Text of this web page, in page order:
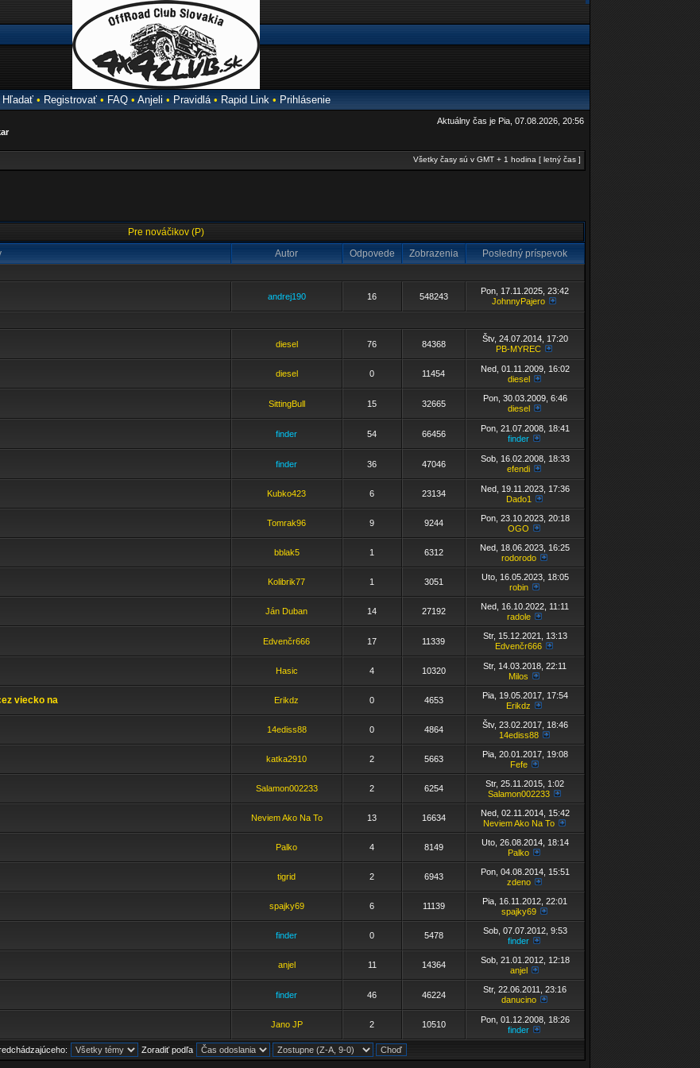
Hľadať• Registrovať• FAQ• Anjeli • Pravidlá• Rapid Link • Prihlásenie
Aktuálny čas je Pia, 07.08.2026, 20:56
Všetky časy sú v GMT + 1 hodina [ letný čas ]
Pre nováčikov (P)
Autor Odpovede Zobrazenia Posledný príspevok
andrej190 16 548243
Pon, 17.11.2025, 23:42
JohnnyPajero
diesel 76 84368
Štv, 24.07.2014, 17:20
PB-MYREC
diesel 0 11454
Ned, 01.11.2009, 16:02
diesel
SittingBull 15 32665
Pon, 30.03.2009, 6:46
diesel
finder 54 66456
Pon, 21.07.2008, 18:41
finder
finder 36 47046
Sob, 16.02.2008, 18:33
efendi
Kubko423 6 23134
Ned, 19.11.2023, 17:36
Dado1
Tomrak96 9 9244
Pon, 23.10.2023, 20:18
OGO
bblak5 1 6312
Ned, 18.06.2023, 16:25
rodorodo
Kolibrik77 1 3051
Uto, 16.05.2023, 18:05
robin
Ján Duban 14 27192
Ned, 16.10.2022, 11:11
radole
Edvenčr666 17 11339
Str, 15.12.2021, 13:13
Edvenčr666
Hasic 4 10320
Str, 14.03.2018, 22:11
Milos
viecko na Erikdz 0 4653
Pia, 19.05.2017, 17:54
Erikdz
14ediss88 0 4864
Štv, 23.02.2017, 18:46
14ediss88
katka2910 2 5663
Pia, 20.01.2017, 19:08
Fefe
Salamon002233 2 6254
Str, 25.11.2015, 1:02
Salamon002233
Neviem Ako Na To 13 16634
Ned, 02.11.2014, 15:42
Neviem Ako Na To
Palko 4 8149
Uto, 26.08.2014, 18:14
Palko
tigrid 2 6943
Pon, 04.08.2014, 15:51
zdeno
spajky69 6 11139
Pia, 16.11.2012, 22:01
spajky69
finder 0 5478
Sob, 07.07.2012, 9:53
finder
anjel 11 14364
Sob, 21.01.2012, 12:18
anjel
finder 46 46224
Str, 22.06.2011, 23:16
danucino
Jano JP 2 10510
Pon, 01.12.2008, 18:26
finder
Zoradiť podľa